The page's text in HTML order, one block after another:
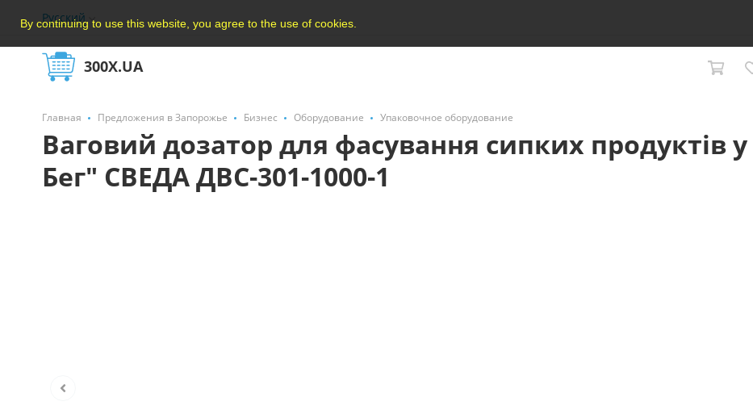
By continuing to use this website, you agree to the use of cookies.
Русский
300X.UA
Главная Предложения в Запорожье Бизнес Оборудование Упаковочное оборудование
Ваговий дозатор для фасування сипких продуктів
Бег" СВЕДА ДВС-301-1000-1